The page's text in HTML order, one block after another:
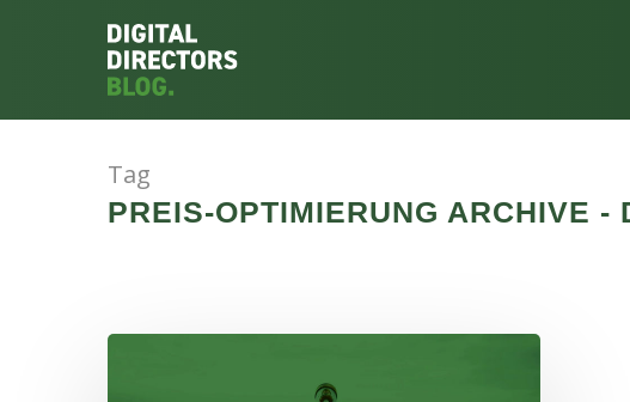
Tag
PREIS-OPTIMIERUNG ARCHIVE -